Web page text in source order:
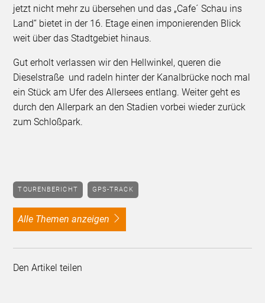
jetzt nicht mehr zu übersehen und das „Cafe´ Schau ins
Land“ bietet in der 16. Etage einen imponierenden Blick
weit über das Stadtgebiet hinaus.
Gut erholt verlassen wir den Hellwinkel, queren die
Dieselstraße und radeln hinter der Kanalbrücke noch mal
ein Stück am Ufer des Allersees entlang. Weiter geht es
durch den Allerpark an den Stadien vorbei wieder zurück
zum Schloßpark.
TOURENBERICHT GPS-TRACK
alle Themen anzeigen
Den Artikel teilen